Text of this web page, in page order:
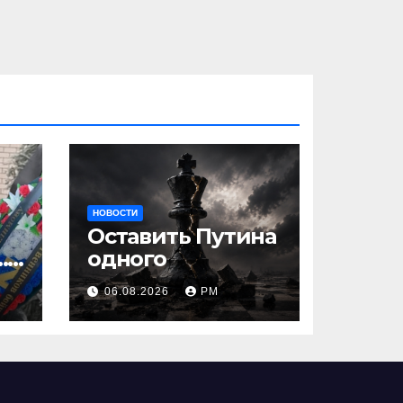
НОВОСТИ
Оставить Путина
одного
06.08.2026 РМ